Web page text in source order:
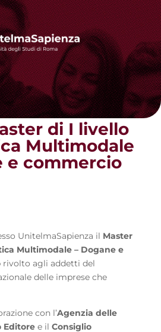
news
di I livello
Multimodale
e commercio
UnitelmaSapienza il Master
Multimodale – Dogane e
rivolto agli addetti del
delle imprese che
con l’Agenzia delle
Editoree il Consiglio